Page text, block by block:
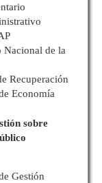
de la
Recuperación
Economía
sobre
Gestión